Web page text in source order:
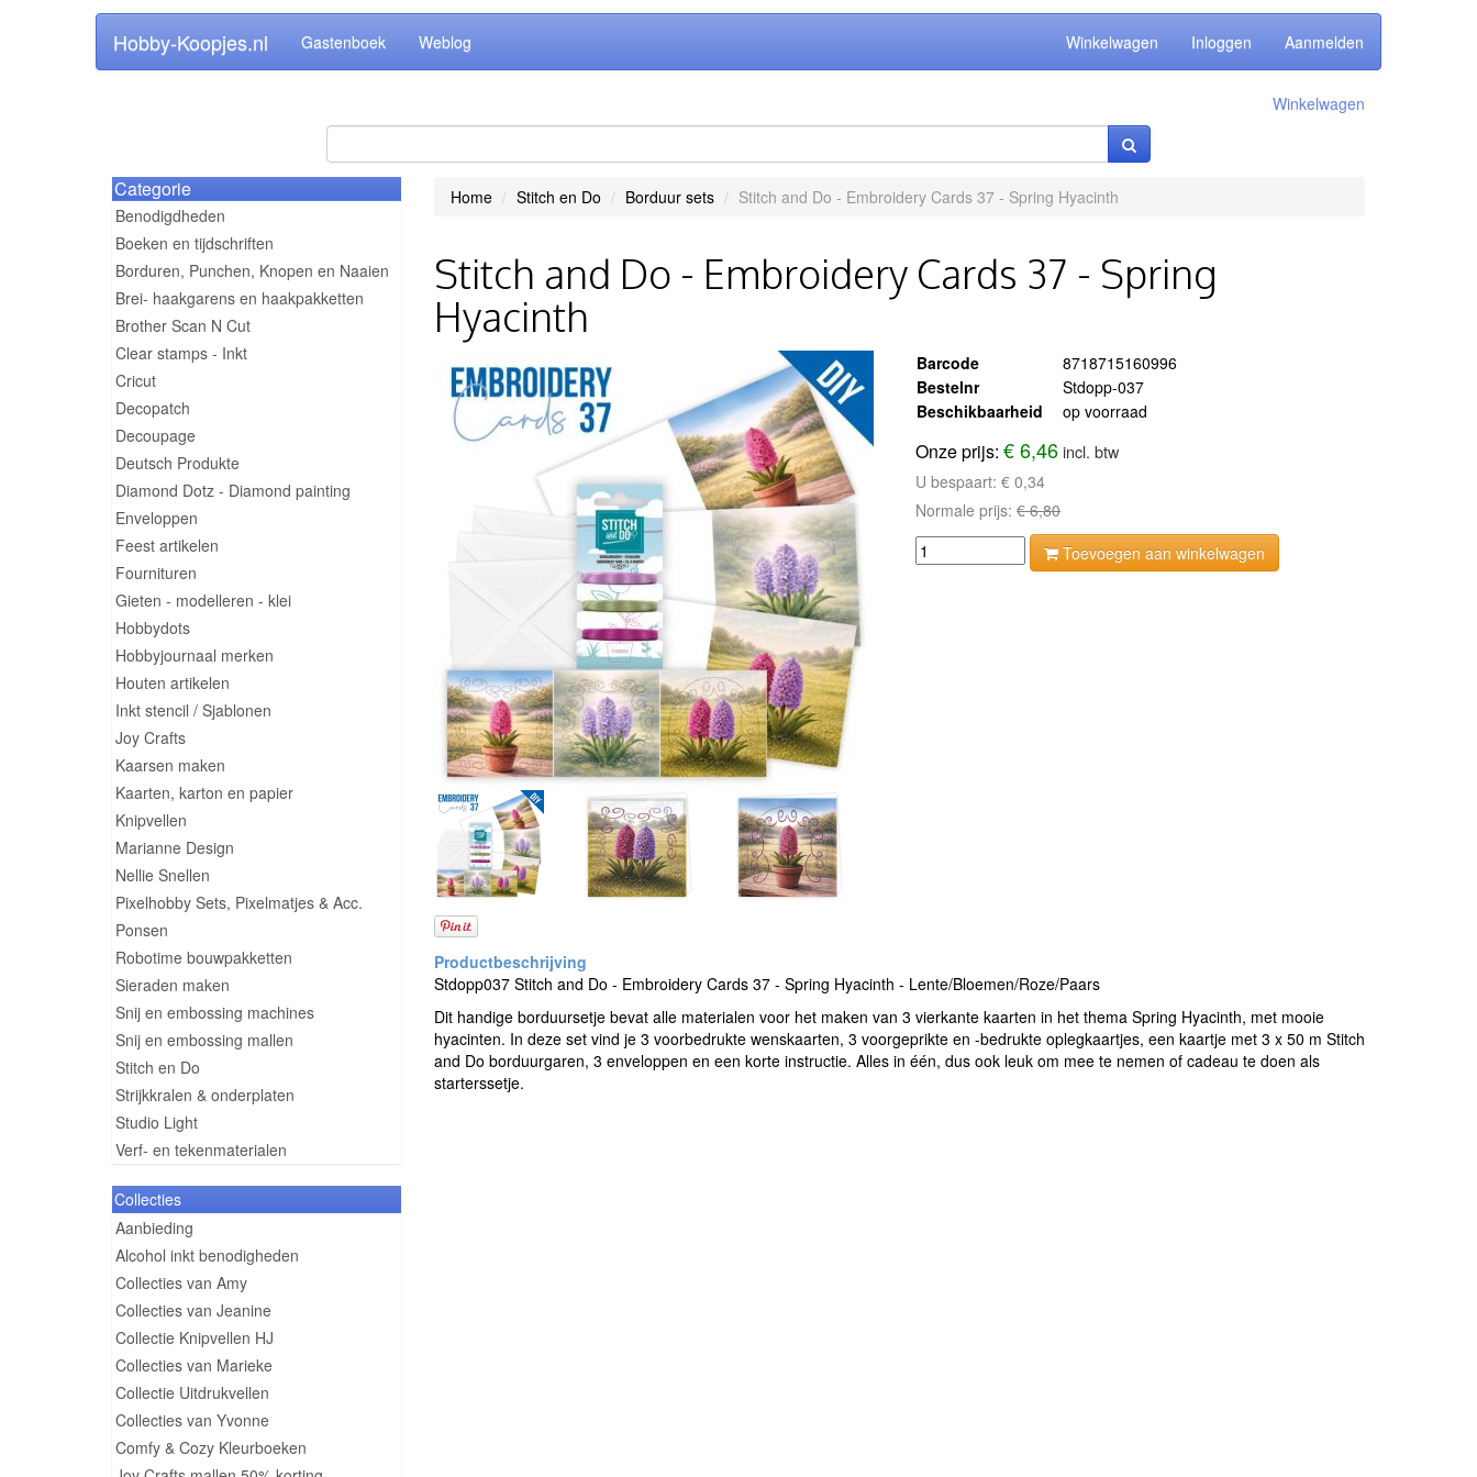
Hobby-Koopjes.nl Gastenboek Weblog Winkelwagen Inloggen Aanmelden
Winkelwagen
Categorie
Benodigdheden
Boeken en tijdschriften
Borduren, Punchen, Knopen en Naaien
Brei- haakgarens en haakpakketten
Brother Scan N Cut
Clear stamps - Inkt
Cricut
Decopatch
Decoupage
Deutsch Produkte
Diamond Dotz - Diamond painting
Enveloppen
Feest artikelen
Fournituren
Gieten - modelleren - klei
Hobbydots
Hobbyjournaal merken
Houten artikelen
Inkt stencil / Sjablonen
Joy Crafts
Kaarsen maken
Kaarten, karton en papier
Knipvellen
Marianne Design
Nellie Snellen
Pixelhobby Sets, Pixelmatjes & Acc.
Ponsen
Robotime bouwpakketten
Sieraden maken
Snij en embossing machines
Snij en embossing mallen
Stitch en Do
Strijkkralen & onderplaten
Studio Light
Verf- en tekenmaterialen
Collecties
Aanbieding
Alcohol inkt benodigheden
Collecties van Amy
Collecties van Jeanine
Collectie Knipvellen HJ
Collecties van Marieke
Collectie Uitdrukvellen
Collecties van Yvonne
Comfy & Cozy Kleurboeken
Home Stitch en Do Borduur sets Stitch and Do - Embroidery Cards 37 - Spring Hyacinth
Stitch and Do - Embroidery Cards 37 - Spring
Hyacinth
Barcode
8718715160996
Bestelnr
Stdopp-037
Beschikbaarheid
op voorraad
Onze prijs:€ 6,46 incl. btw
U bespaart:€ 0,34
Normale prijs:€ 6,80
Toevoegen aan winkelwagen
Stdopp037 Stitch and Do - Embroidery Cards 37 - Spring Hyacinth - Lente/Bloemen/Roze/Paars
Dit handige borduursetje bevat alle materialen voor het maken van 3 vierkante kaarten in het thema Spring Hyacinth, met mooie
hyacinten. In deze set vind je 3 voorbedrukte wenskaarten, 3 voorgeprikte en -bedrukte oplegkaartjes, een kaartje met 3 x 50 m Stitch
and Do borduurgaren, 3 enveloppen en een korte instructie. Alles in één, dus ook leuk om mee te nemen of cadeau te doen als
starterssetje.